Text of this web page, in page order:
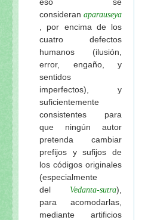
consideran aparauseya
, por encima de los
cuatro defectos
humanos (ilusión,
error, engaño, y
sentidos
imperfectos), y
suficientemente
consistentes para
que ningún autor
pretenda cambiar
prefijos y sufijos de
los códigos originales
(especialmente
del Vedanta-sutra),
para acomodarlas,
mediante artificios